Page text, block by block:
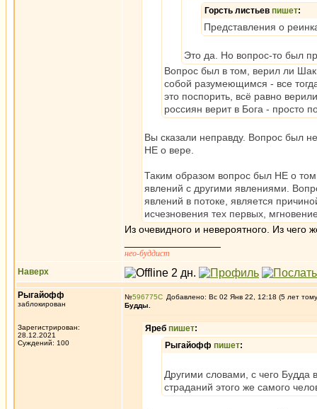
Горсть листьев пишет:
Представления о
Это да. Но вопрос-то был
Вопрос был в том, верил ли
собой разумеющимся - все
это поспорить, всё равно
россиян верит в Бога - просто
Вы сказали неправду. Вопрос был
НЕ о вере.
Таким образом вопрос был НЕ о
явлений с другими явлениями.
явлений в потоке, является
исчезновения тех первых,
Из очевидного и невероятного. Из чего
нео-буддист
Наверх
Рыгайофф
заблокирован
Зарегистрирован:
28.12.2021
Суждений: 100
№596775
Добавлено: Вс 02 Янв 22, 12:18 (5 лет
Будды.
Яреб пишет:
Рыгайофф пишет:
Другими словами, с чего Будда
страданий этого же самого